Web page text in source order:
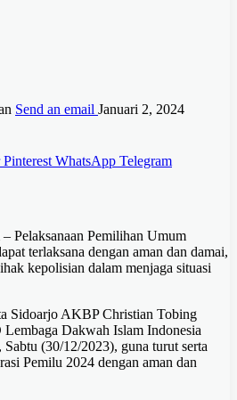
Send an email Januari 2, 2024
Pinterest WhatsApp Telegram
Pelaksanaan Pemilihan Umum
terlaksana dengan aman dan damai,
kepolisian dalam menjaga situasi
Sidoarjo AKBP Christian Tobing
Dakwah Islam Indonesia
(30/12/2023), guna turut serta
Pemilu 2024 dengan aman dan